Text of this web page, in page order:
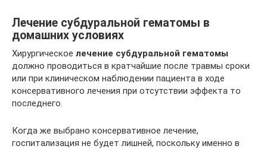
Лечение субдуральной гематомы в
домашних условиях
Хирургическое лечение субдуральной гематомы
должно проводиться в кратчайшие после травмы сроки
или при клиническом наблюдении пациента в ходе
консервативного лечения при отсутствии эффекта то
последнего.
Когда же выбрано консервативное лечение,
госпитализация не будет лишней, поскольку именно в